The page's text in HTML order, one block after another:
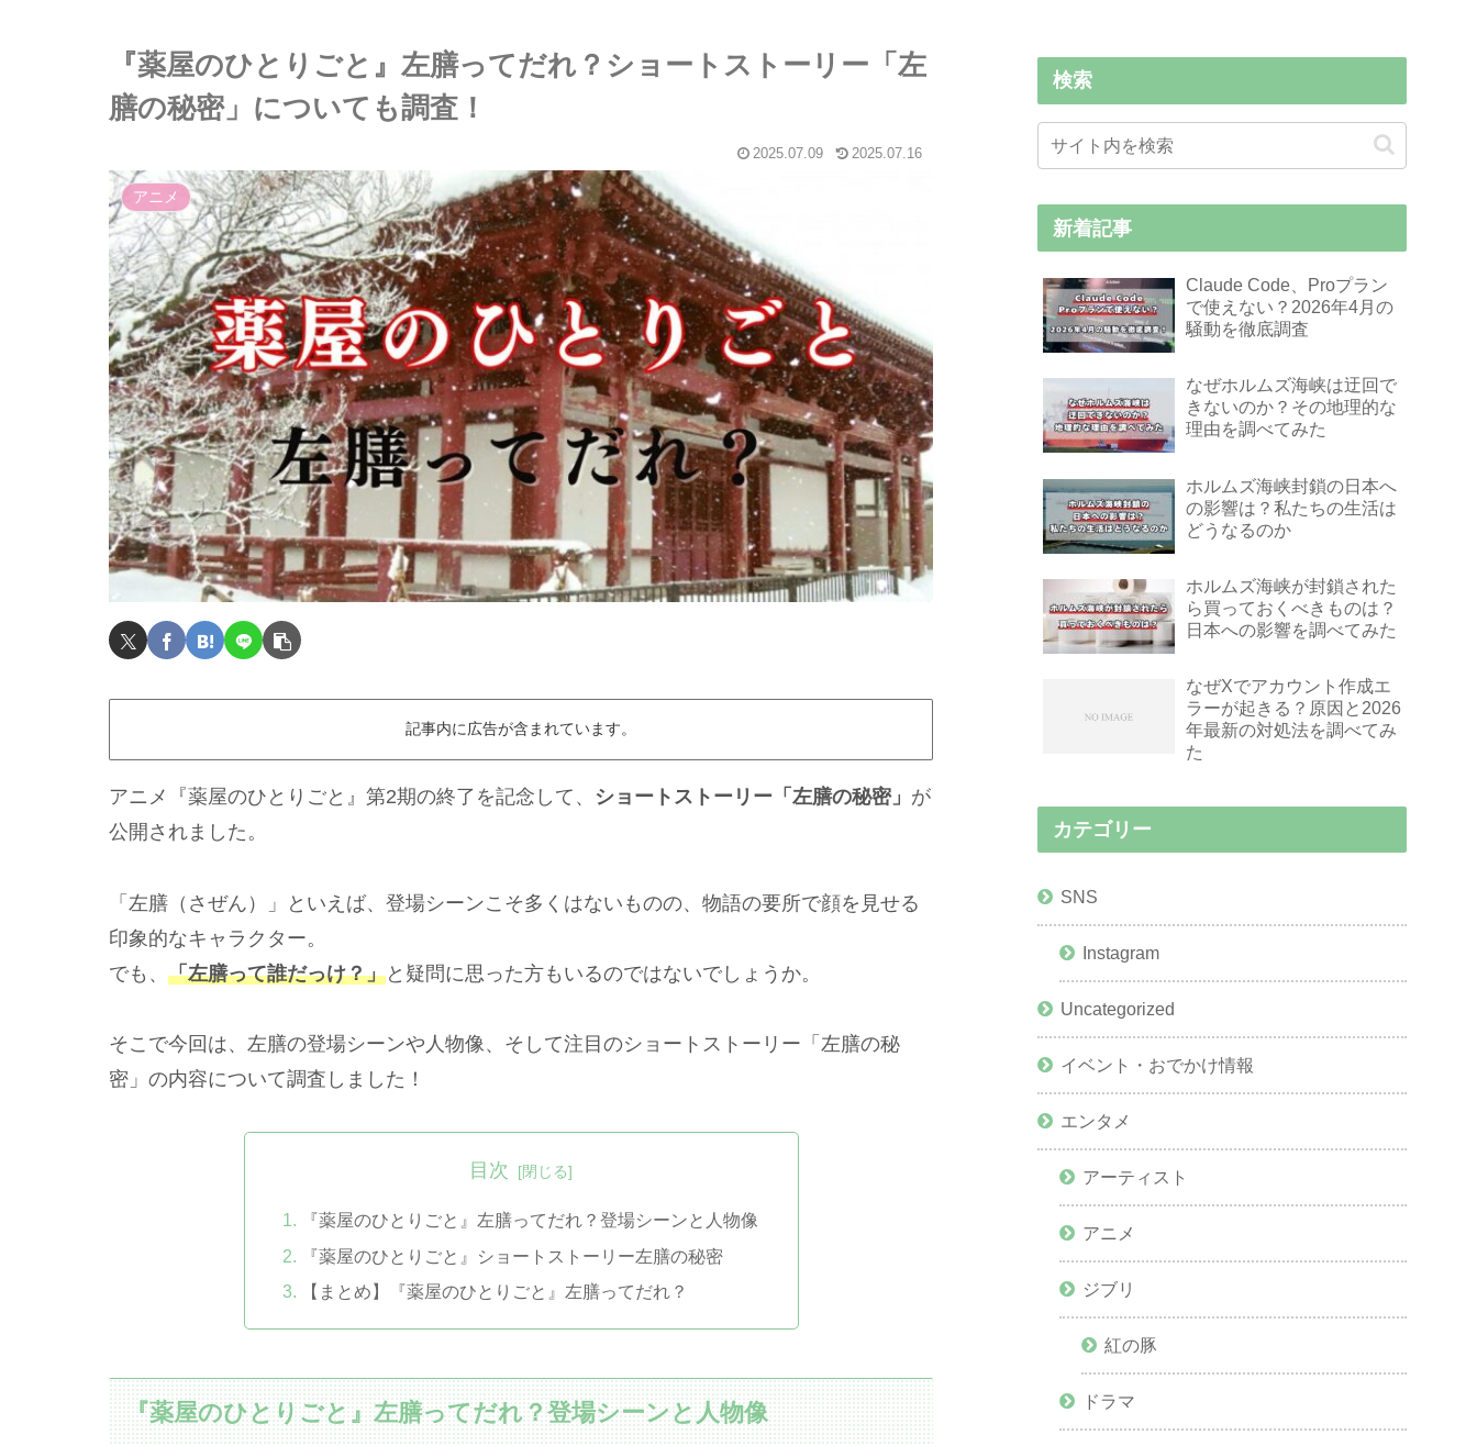
『薬屋のひとりごと』左膳ってだれ？ショートストーリー「左
膳の秘密」についても調査！
2025.07.09 2025.07.16
アニメ
記事内に広告が含まれています。
アニメ『薬屋のひとりごと』第2期の終了を記念して、 ショートストーリー「左膳の秘密」 が
公開されました。
「左膳（さぜん）」といえば、登場シーンこそ多くはないものの、物語の要所で顔を見せる
印象的なキャラクター。
でも、 「左膳って誰だっけ？」と疑問に思った方もいるのではないでしょうか。
そこで今回は、左膳の登場シーンや人物像、そして注目のショートストーリー「左膳の秘
密」の内容について調査しました！
目次
『薬屋のひとりごと』左膳ってだれ？登場シーンと人物像
『薬屋のひとりごと』ショートストーリー左膳の秘密
【まとめ】『薬屋のひとりごと』左膳ってだれ？
『薬屋のひとりごと』左膳ってだれ？登場シーンと人物像
検索
新着記事
Claude Code、Proプラン
で使えない？2026年4月の
騒動を徹底調査
なぜホルムズ海峡は迂回で
きないのか？その地理的な
理由を調べてみた
ホルムズ海峡封鎖の日本へ
の影響は？私たちの生活は
どうなるのか
ホルムズ海峡が封鎖された
ら買っておくべきものは？
日本への影響を調べてみた
なぜXでアカウント作成エ
ラーが起きる？原因と2026
年最新の対処法を調べてみ
た
カテゴリー
SNS
Instagram
Uncategorized
イベント・おでかけ情報
エンタメ
アーティスト
アニメ
ジブリ
紅の豚
ドラマ